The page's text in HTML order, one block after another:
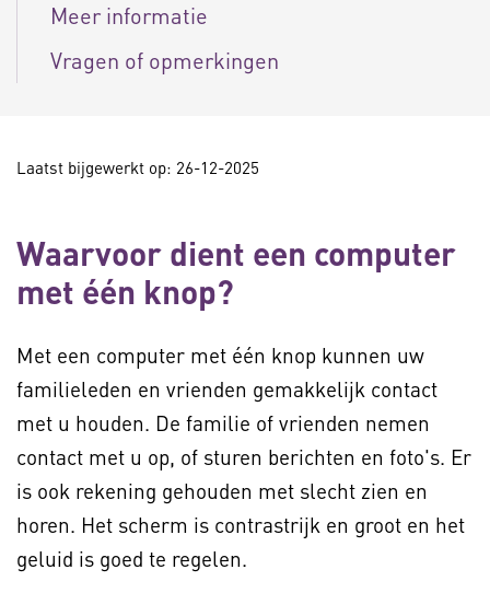
Meer informatie
Vragen of opmerkingen
Laatst bijgewerkt op: 26-12-2025
Waarvoor dient een computer
met één knop?
Met een computer met één knop kunnen uw
familieleden en vrienden gemakkelijk contact
met u houden. De familie of vrienden nemen
contact met u op, of sturen berichten en foto's. Er
is ook rekening gehouden met slecht zien en
horen. Het scherm is contrastrijk en groot en het
geluid is goed te regelen.